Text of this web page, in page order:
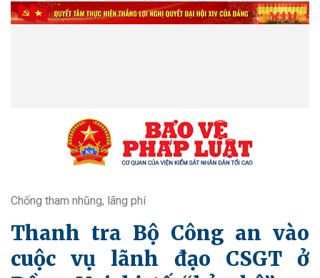
Chống tham nhũng, lãng phí
Thanh tra Bộ Công an vào
cuộc vụ lãnh đạo CSGT ở